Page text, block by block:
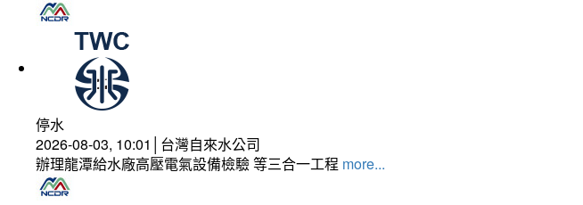
停水
2026-08-03, 10:01│台灣自來水公司
辦理龍潭給水廠高壓電氣設備檢驗 等三合一工程 more...